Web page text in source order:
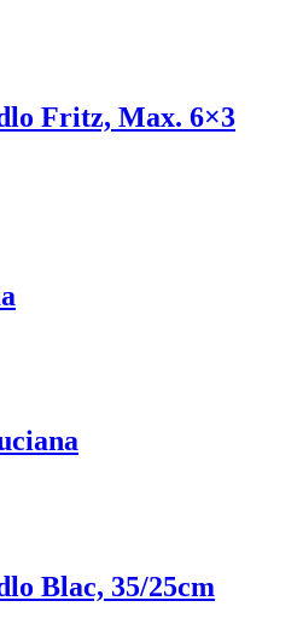
Fritz, Max. 6×3
Blac, 35/25cm